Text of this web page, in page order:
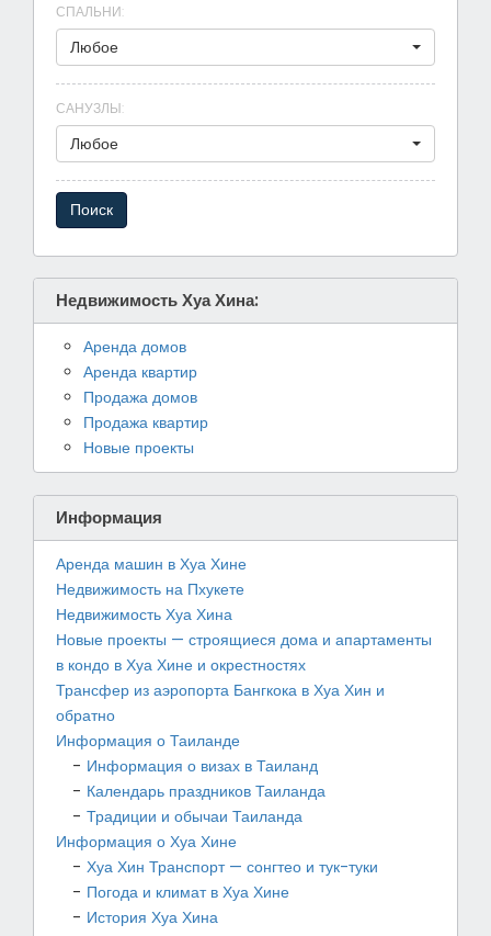
СПАЛЬНИ:
Любое
САНУЗЛЫ:
Любое
Недвижимость Хуа Хина:
Аренда домов
Аренда квартир
Продажа домов
Продажа квартир
Новые проекты
Информация
Аренда машин в Хуа Хине
Недвижимость на Пхукете
Недвижимость Хуа Хина
Новые проекты — строящиеся дома и апартаменты
в кондо в Хуа Хине и окрестностях
Трансфер из аэропорта Бангкока в Хуа Хин и
обратно
Информация о Таиланде
Информация о визах в Таиланд
Календарь праздников Таиланда
Традиции и обычаи Таиланда
Информация о Хуа Хине
Хуа Хин Транспорт — сонгтео и тук-туки
Погода и климат в Хуа Хине
История Хуа Хина